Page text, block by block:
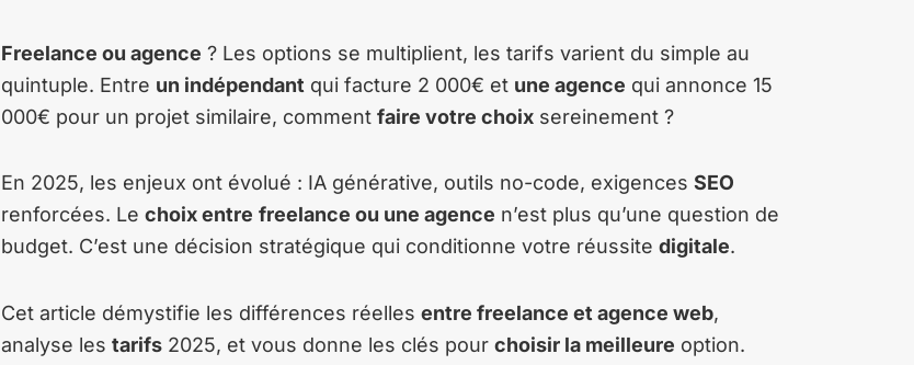
Freelance ou agence ? Les options se multiplient, les tarifs varient du simple au
quintuple. Entre un indépendant qui facture 2 000€ et une agence qui annonce 15
000€ pour un projet similaire, comment faire votre choix sereinement ?
En 2025, les enjeux ont évolué : IA générative, outils no-code, exigences SEO
renforcées. Le choix entre freelance ou une agence n’est plus qu’une question de
budget. C’est une décision stratégique qui conditionne votre réussite digitale.
Cet article démystifie les différences réelles entre freelance et agence web,
analyse les tarifs 2025, et vous donne les clés pour choisir la meilleure option.